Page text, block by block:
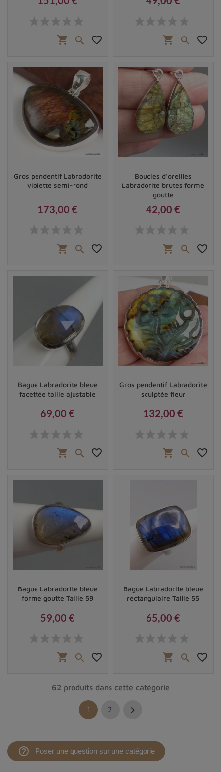
shopping_cart  favorite_border shopping_cart  favorite_border
Gros pendentif Labradorite
violette semi-rond
173,00 €
shopping_cart  favorite_border
Boucles d'oreilles
Labradorite brutes forme
goutte
42,00 €
shopping_cart  favorite_border
Bague Labradorite bleue
facettée taille ajustable
69,00 €
shopping_cart  favorite_border
Gros pendentif Labradorite
sculptée fleur
132,00 €
shopping_cart  favorite_border
Bague Labradorite bleue
forme goutte Taille 59
59,00 €
shopping_cart  favorite_border
Bague Labradorite bleue
rectangulaire Taille 55
65,00 €
shopping_cart  favorite_border
62 produits dans cette catégorie
1 2 
help_outline Poser une question sur une catégorie